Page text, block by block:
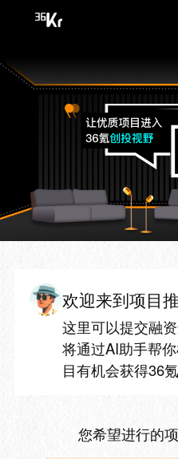
欢迎来到项目
这里可以提交融
将通过AI助手帮
目有机会获得36
您希望进行的